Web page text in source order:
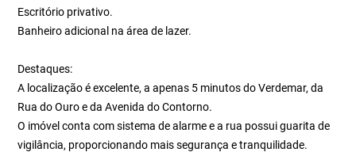
Escritório privativo.
Banheiro adicional na área de lazer.
Destaques:
A localização é excelente, a apenas 5 minutos do Verdemar, da
Rua do Ouro e da Avenida do Contorno.
O imóvel conta com sistema de alarme e a rua possui guarita de
vigilância, proporcionando mais segurança e tranquilidade.